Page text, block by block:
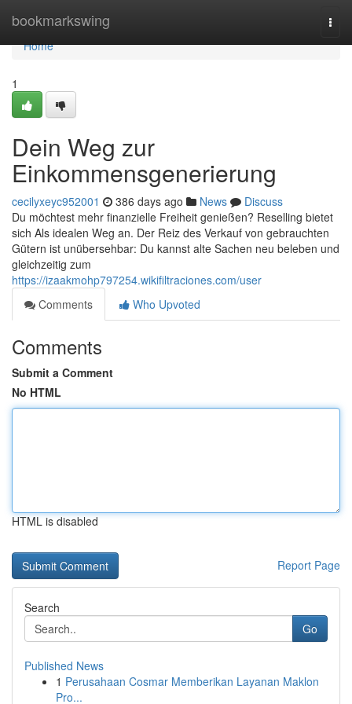
bookmarkswing
Home
Home
1
Dein Weg zur
Einkommensgenerierung
cecilyxeyc952001 386 days ago News
Discuss
Du möchtest mehr finanzielle Freiheit genießen? Reselling bietet
sich Als idealen Weg an. Der Reiz des Verkauf von gebrauchten
Gütern ist unübersehbar: Du kannst alte Sachen neu beleben und
gleichzeitig zum
https://izaakmohp797254.wikifiltraciones.com/user
Comments
Who Upvoted
Comments
Submit a Comment
No HTML
HTML is disabled
Report Page
Search
Go
Published News
1 Perusahaan Cosmar Memberikan Layanan Maklon
Pro...